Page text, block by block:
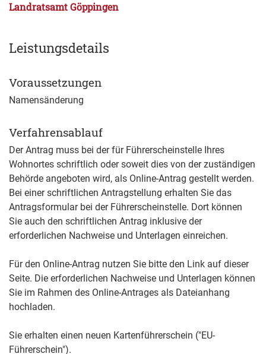
Landratsamt Göppingen
Leistungsdetails
Voraussetzungen
Namensänderung
Verfahrensablauf
Der Antrag muss bei der für Führerscheinstelle Ihres
Wohnortes schriftlich oder soweit dies von der zuständigen
Behörde angeboten wird, als Online-Antrag gestellt werden.
Bei einer schriftlichen Antragstellung erhalten Sie das
Antragsformular bei der Führerscheinstelle. Dort können
Sie auch den schriftlichen Antrag inklusive der
erforderlichen Nachweise und Unterlagen einreichen.
Für den Online-Antrag nutzen Sie bitte den Link auf dieser
Seite. Die erforderlichen Nachweise und Unterlagen können
Sie im Rahmen des Online-Antrages als Dateianhang
hochladen.
Sie erhalten einen neuen Kartenführerschein ("EU-
Führerschein").